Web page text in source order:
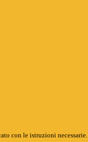
con le istruzioni necessarie.